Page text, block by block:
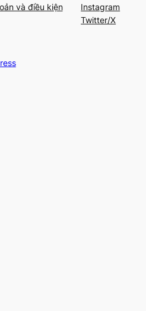
và điều kiện
Instagram
Twitter/X